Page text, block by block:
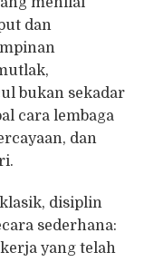
dan
bukan sekadar
cara lembaga
dan
disiplin
sederhana:
yang telah